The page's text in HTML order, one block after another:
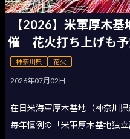
【2026】米軍厚木
催 花火打ち上げも
神奈川県 花火
2026年07月02日
在日米海軍厚木基地（神奈川
毎年恒例の「米軍厚木基地独